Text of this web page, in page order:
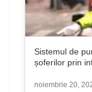
Sistemul de
șoferilor prin
noiembrie 20,